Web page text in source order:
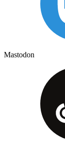
Mastodon